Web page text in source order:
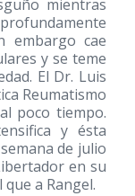
mientras
embargo cae
y se teme
El Dr. Luis
Reumatismo
poco tiempo.
y ésta
de julio
en su
a Rangel.